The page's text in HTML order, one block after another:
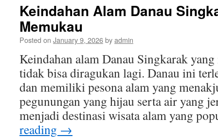
Keindahan Alam Danau
Memukau
Posted on January 9, 2026byadmin
Keindahan alam Danau Singkarak
tidak bisa diragukan lagi. Danau ini
dan memiliki pesona alam yang
pegunungan yang hijau serta air yang
menjadi destinasi wisata alam yang
reading →